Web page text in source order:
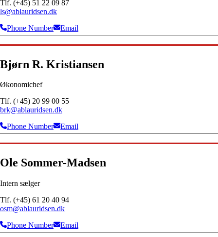
Tlf. (+45) 51 22 09 87
ls@ablauridsen.dk
Phone Number
Email
Bjørn R. Kristiansen
Økonomichef
Tlf. (+45) 20 99 00 55
brk@ablauridsen.dk
Phone Number
Email
Ole Sommer-Madsen
Intern sælger
Tlf. (+45) 61 20 40 94
osm@ablauridsen.dk
Phone Number
Email